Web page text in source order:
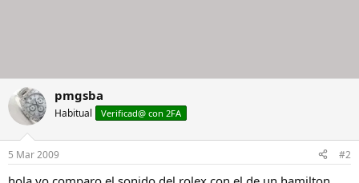
pmgsba
Habitual Verificad@ con 2FA
5 Mar 2009 #2